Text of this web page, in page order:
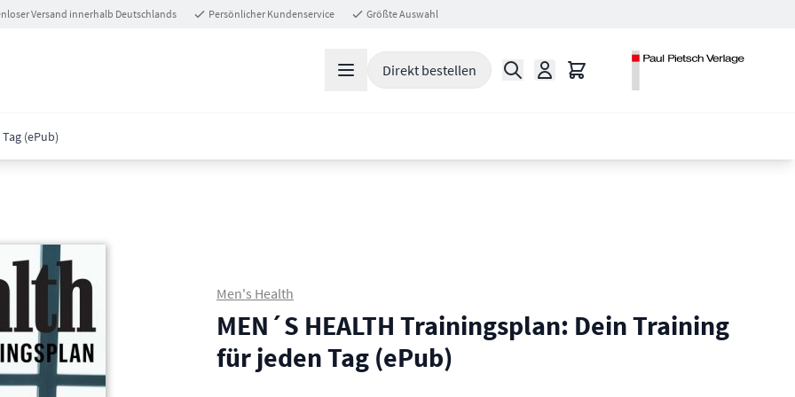
Versand innerhalb Deutschlands Persönlicher Kundenservice Größte Auswahl
Direkt bestellen Suche Warenkorb
(ePub)
Men's Health
MEN´S HEALTH Trainingsplan: Dein Training
für jeden Tag (ePub)